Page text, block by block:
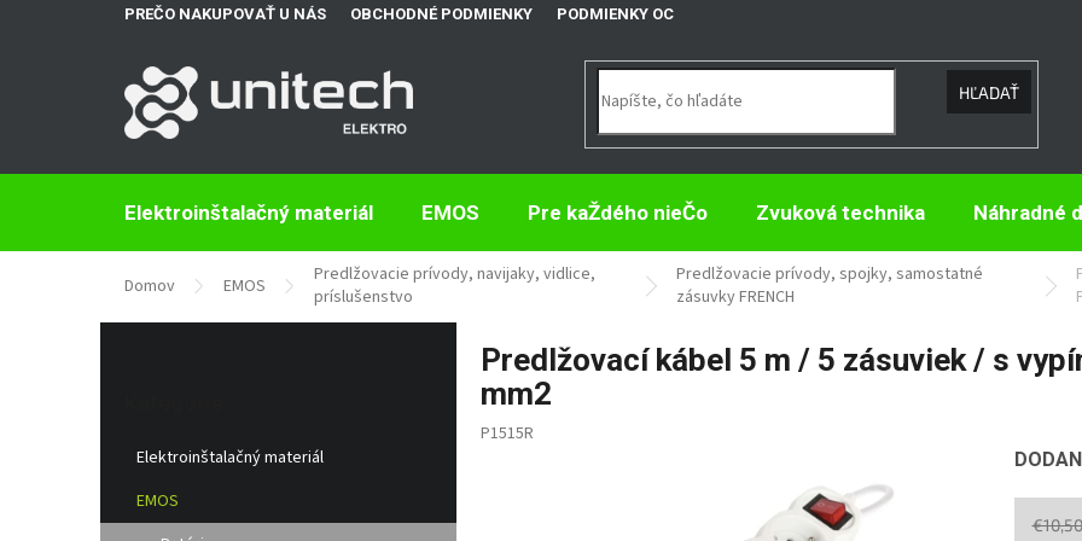
PREČO NAKUPOVAŤ U NÁS OBCHODNÉ PODMIENKY PODMIENKY OCHRANY OSOBNÝCH ÚDAJOV
HĽADAŤ
Elektroinštalačný materiál EMOS Pre kaŽdého nieČo Zvuková technika Náhradné
Domov EMOS
Predlžovacie prívody, navijaky, vidlice,
príslušenstvo
Predlžovacie prívody, spojky, samostatné
zásuvky FRENCH
n
Elektroinštalačný materiál
EMOS
Predlžovací kábel 5 m / 5 zásuviek / s
mm2
P1515R
€10,50